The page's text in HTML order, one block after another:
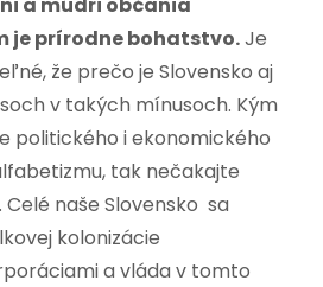
je prírodne bohatstvo.Je
že prečo je Slovensko aj
v takých mínusoch. Kým
politického i ekonomického
tak nečakajte
Celé naše Slovensko sa
kolonizácie
a vláda v tomto